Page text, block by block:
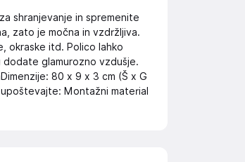
shranjevanje in spremenite
zato je močna in vzdržljiva.
okraske itd. Polico lahko
glamurozno vzdušje.
80 x 9 x 3 cm (Š x G
Montažni material